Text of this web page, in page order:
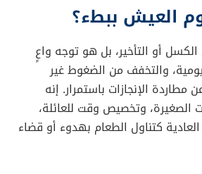
العيش ببطء؟
أو التأخير، بل هو توجه واعٍ
والتخفف من الضغوط غير
مطاردة الإنجازات باستمرار. إنه
الصغيرة، وتخصيص وقت للعائلة،
العادية كتناول الطعام بهدوء أو قضاء